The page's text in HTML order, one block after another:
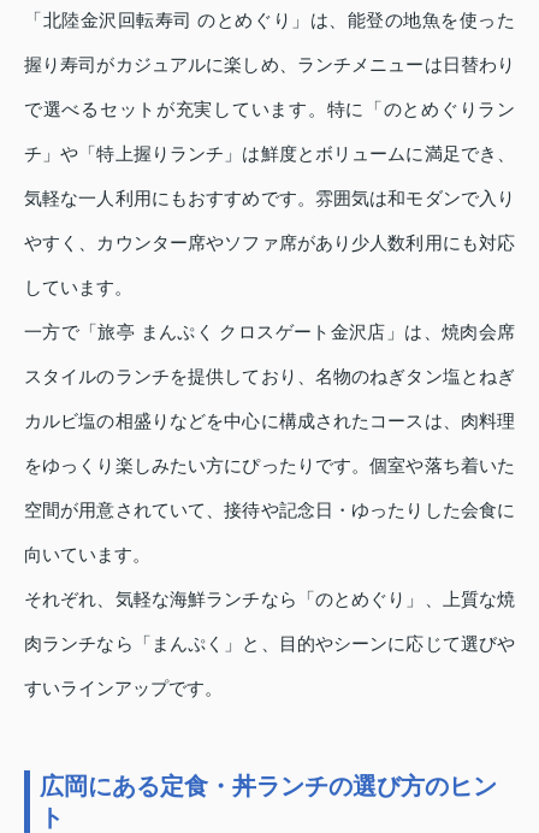
「北陸金沢回転寿司 のとめぐり」は、能登の地魚を使った
握り寿司がカジュアルに楽しめ、ランチメニューは日替わり
で選べるセットが充実しています。特に「のとめぐりラン
チ」や「特上握りランチ」は鮮度とボリュームに満足でき、
気軽な一人利用にもおすすめです。雰囲気は和モダンで入り
やすく、カウンター席やソファ席があり少人数利用にも対応
しています。
一方で「旅亭 まんぷく クロスゲート金沢店」は、焼肉会席
スタイルのランチを提供しており、名物のねぎタン塩とねぎ
カルビ塩の相盛りなどを中心に構成されたコースは、肉料理
をゆっくり楽しみたい方にぴったりです。個室や落ち着いた
空間が用意されていて、接待や記念日・ゆったりした会食に
向いています。
それぞれ、気軽な海鮮ランチなら「のとめぐり」、上質な焼
肉ランチなら「まんぷく」と、目的やシーンに応じて選びや
すいラインアップです。
広岡にある定食・丼ランチの選び方のヒン
ト